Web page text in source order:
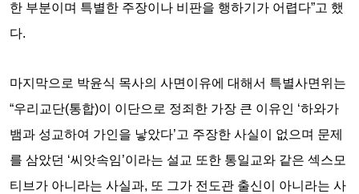
한 부분이며 특별한 주장이나 비판을 행하기가 어렵다”고 했
다.
마지막으로 박윤식 목사의 사면이유에 대해서 특별사면위는
“우리교단(통합)이 이단으로 정죄한 가장 큰 이유인 ‘하와가
뱀과 성교하여 가인을 낳았다’고 주장한 사실이 없으며 문제
를 삼았던 ‘씨앗속임’이라는 설교 또한 통일교와 같은 섹스모
티브가 아니라는 사실과, 또 그가 전도관 출신이 아니라는 사